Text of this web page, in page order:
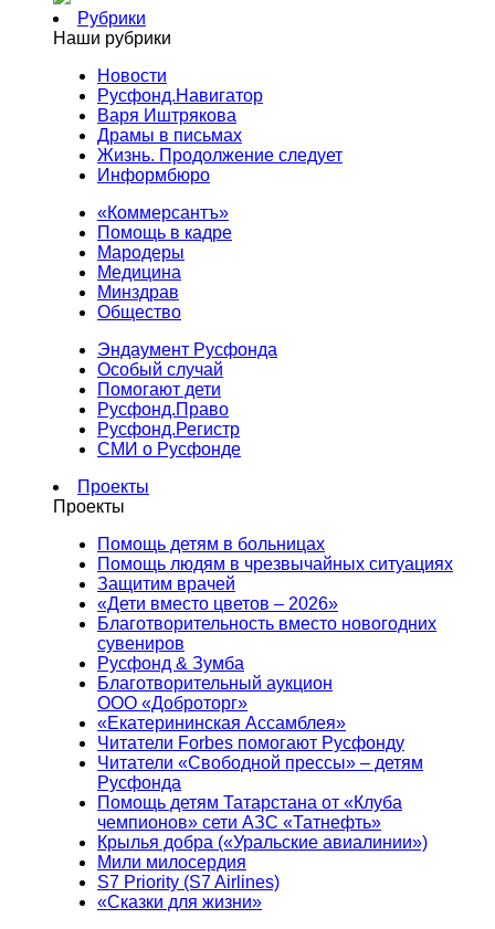
Рубрики
Наши рубрики
Новости
Русфонд.Навигатор
Варя Иштрякова
Драмы в письмах
Жизнь. Продолжение следует
Информбюро
«Коммерсантъ»
Помощь в кадре
Мародеры
Медицина
Минздрав
Общество
Эндаумент Русфонда
Особый случай
Помогают дети
Русфонд.Право
Русфонд.Регистр
СМИ о Русфонде
Проекты
Проекты
Помощь детям в больницах
Помощь людям в чрезвычайных ситуациях
Защитим врачей
«Дети вместо цветов – 2026»
Благотворительность вместо новогодних
сувениров
Русфонд & Зумба
Благотворительный аукцион
ООО «Доброторг»
«Екатерининская Ассамблея»
Читатели Forbes помогают Русфонду
Читатели «Свободной прессы» – детям
Русфонда
Помощь детям Татарстана от «Клуба
чемпионов» сети АЗС «Татнефть»
Крылья добра («Уральские авиалинии»)
Мили милосердия
S7 Priority (S7 Airlines)
«Сказки для жизни»